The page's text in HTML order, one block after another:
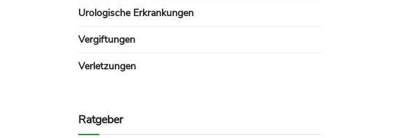
Urologische Erkrankungen
Vergiftungen
Verletzungen
Ratgeber